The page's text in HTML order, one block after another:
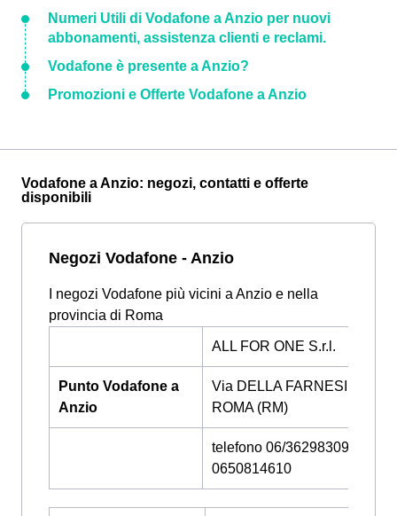
Numeri Utili di Vodafone a Anzio per nuovi
abbonamenti, assistenza clienti e reclami.
Vodafone è presente a Anzio?
Promozioni e Offerte Vodafone a Anzio
Vodafone a Anzio: negozi, contatti e offerte
disponibili
Negozi Vodafone - Anzio
I negozi Vodafone più vicini a Anzio e nella
provincia di Roma
ALL FOR ONE S.r.l.
Punto Vodafone a
Anzio
Via DELLA FARNESINA 227,
ROMA (RM)
telefono 06/36298309 -
0650814610